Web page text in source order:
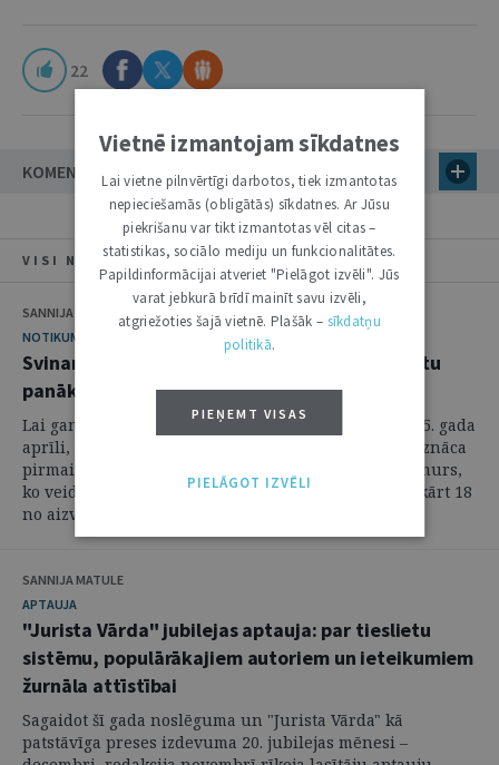
22
KOMENTĀRI
VISI NUMURA RAKSTI
SANNIJA MATULE, ULDIS KRASTIŅŠ
NOTIKUMS
Svinam "Jurista Vārda" jubileju un jauno juristu
panākumus
Lai gan "Jurista Vārda" aizsākumi ir datējami ar 1995. gada
aprīli, tieši pirms 20 gadiem, 2003. gada decembrī, iznāca
pirmais žurnāla kā patstāvīga preses izdevuma numurs,
ko veidoja autonoma un neatkarīga redakcija. Savukārt 18
no aizvadītajiem 20 ...
SANNIJA MATULE
APTAUJA
"Jurista Vārda" jubilejas aptauja: par tieslietu
sistēmu, populārākajiem autoriem un ieteikumiem
žurnāla attīstībai
Sagaidot šī gada noslēguma un "Jurista Vārda" kā
patstāvīga preses izdevuma 20. jubilejas mēnesi –
Vietnē izmantojam sīkdatnes
Lai vietne pilnvērtīgi darbotos, tiek izmantotas
nepieciešamās (obligātās) sīkdatnes. Ar Jūsu
piekrišanu var tikt izmantotas vēl citas –
statistikas, sociālo mediju un funkcionalitātes.
Papildinformācijai atveriet "Pielāgot izvēli". Jūs
varat jebkurā brīdī mainīt savu izvēli,
atgriežoties šajā vietnē. Plašāk – sīkdatņu
politikā.
PIEŅEMT VISAS
PIELĀGOT IZVĒLI